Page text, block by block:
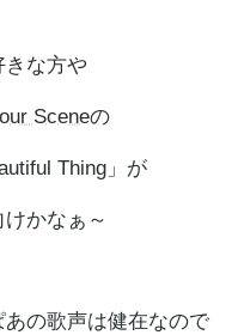
きな方や
Sceneの
Thing」が
かなぁ～
あの歌声は健在なので